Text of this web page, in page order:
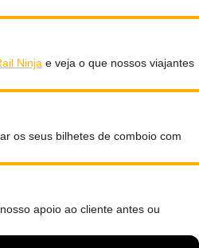
Ninja e veja o que nossos viajantes
os seus bilhetes de comboio com
apoio ao cliente antes ou